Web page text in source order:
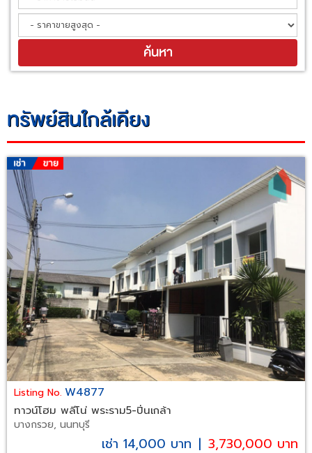
ทรัพย์สินใกล้เคียง
Listing No. W4877
ทาวน์โฮม พลีโน่ พระราม5-ปิ่นเกล้า
บางกรวย, นนทบุรี
3,730,000 บาท
|
เช่า 14,000 บาท